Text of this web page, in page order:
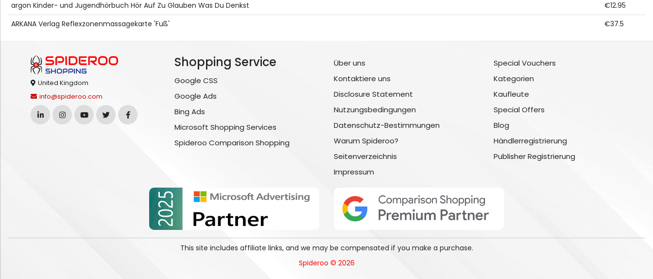
argon Kinder- und Jugendhörbuch Hör Auf Zu Glauben Was Du Denkst
€12.95
ARKANA Verlag Reflexzonenmassagekarte 'Fuß'
€37.5
United Kingdom
info@spideroo.com
Shopping Service
Google CSS
Google Ads
Bing Ads
Microsoft Shopping Services
Spideroo Comparison Shopping
Über uns
Kontaktiere uns
Disclosure Statement
Nutzungsbedingungen
Datenschutz-Bestimmungen
Warum Spideroo?
Seitenverzeichnis
Impressum
Special Vouchers
Kategorien
Kaufleute
Special Offers
Blog
Händlerregistrierung
Publisher Registrierung
This site includes affiliate links, and we may be compensated if you make a purchase.
Spideroo © 2026